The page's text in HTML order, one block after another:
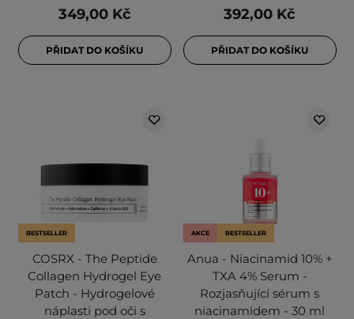
349,00 Kč
PŘIDAT DO KOŠÍKU
392,00 Kč
PŘIDAT DO KOŠÍKU
BESTSELLER
COSRX - The Peptide
Collagen Hydrogel Eye
Patch - Hydrogelové
náplasti pod oči s
AKCE BESTSELLER
Anua - Niacinamid 10% +
TXA 4% Serum -
Rozjasňující sérum s
niacinamidem - 30 ml